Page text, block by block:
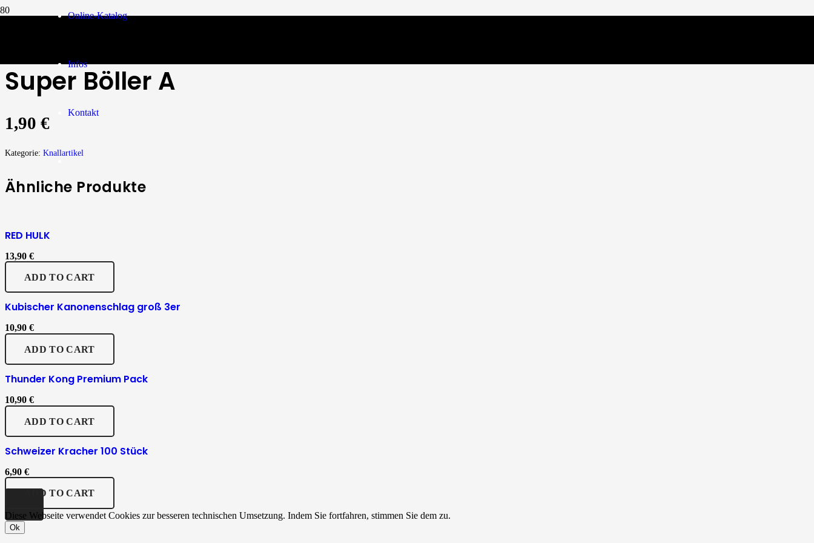
Online-Katalog
Infos
Kontakt
Super Böller A
1,90 €
Kategorie: Knallartikel
Ähnliche Produkte
RED HULK
13,90 €
ADD TO CART
Kubischer Kanonenschlag groß 3er
10,90 €
ADD TO CART
Thunder Kong Premium Pack
10,90 €
ADD TO CART
Schweizer Kracher 100 Stück
6,90 €
ADD TO CART
Diese Webseite verwendet Cookies zur besseren technischen Umsetzung. Indem Sie fortfahren, stimmen Sie dem zu.
Ok